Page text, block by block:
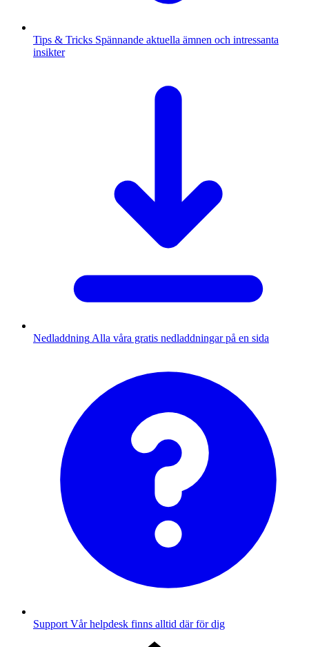
Tips & Tricks Spännande aktuella ämnen och intressanta
insikter
Nedladdning Alla våra gratis nedladdningar på en sida
Support Vår helpdesk finns alltid där för dig